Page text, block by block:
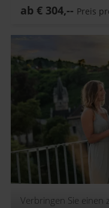
ab € 304,-- Preis
Verbringen Sie einen